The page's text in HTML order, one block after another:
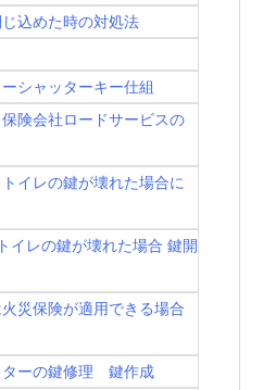
込めた時の対処法
シャッターキー仕組
険会社ロードサービスの
イレの鍵が壊れた場合に
イレの鍵が壊れた場合 鍵開
災保険が適用できる場合
ーの鍵修理 鍵作成